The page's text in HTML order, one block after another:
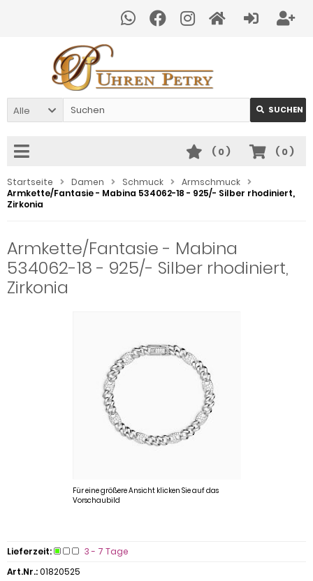
Alle SUCHEN
( 0)
( 0)
Startseite Damen Schmuck
Armschmuck
Armkette/Fantasie - Mabina 534062-18 - 925/- Silber rhodiniert,
Zirkonia
Armkette/Fantasie - Mabina
534062-18 - 925/- Silber rhodiniert,
Zirkonia
Für eine größere Ansicht klicken Sie auf das
Vorschaubild
Lieferzeit:
3 - 7 Tage
Art.Nr.:01820525